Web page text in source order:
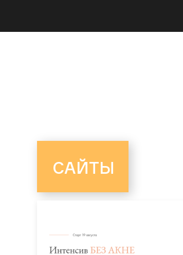
САЙТЫ